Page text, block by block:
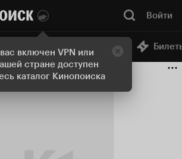
включен VPN или
стране доступен
каталог Кинопоиска
Войти
Онлайн-кинотеатр